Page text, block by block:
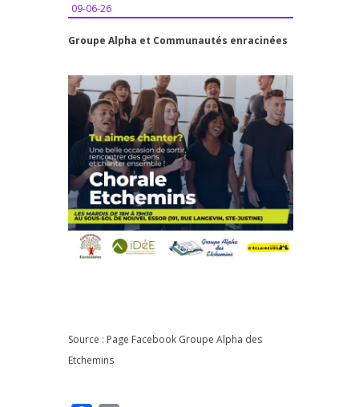
09-06-26
Groupe Alpha et Communautés enracinées
Source : Page Facebook Groupe Alpha des
Etchemins